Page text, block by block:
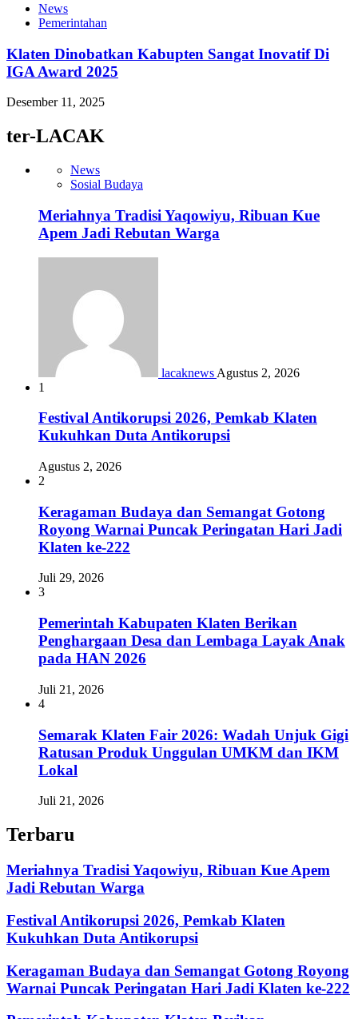
News
Pemerintahan
Klaten Dinobatkan Kabupten Sangat Inovatif Di
IGA Award 2025
Desember 11, 2025
ter-LACAK
News
Sosial Budaya
Meriahnya Tradisi Yaqowiyu, Ribuan Kue
Apem Jadi Rebutan Warga
lacaknews Agustus 2, 2026
1
Festival Antikorupsi 2026, Pemkab Klaten
Kukuhkan Duta Antikorupsi
Agustus 2, 2026
2
Keragaman Budaya dan Semangat Gotong
Royong Warnai Puncak Peringatan Hari Jadi
Klaten ke-222
Juli 29, 2026
3
Pemerintah Kabupaten Klaten Berikan
Penghargaan Desa dan Lembaga Layak Anak
pada HAN 2026
Juli 21, 2026
4
Semarak Klaten Fair 2026: Wadah Unjuk Gigi
Ratusan Produk Unggulan UMKM dan IKM
Lokal
Juli 21, 2026
Terbaru
Meriahnya Tradisi Yaqowiyu, Ribuan Kue Apem
Jadi Rebutan Warga
Festival Antikorupsi 2026, Pemkab Klaten
Kukuhkan Duta Antikorupsi
Keragaman Budaya dan Semangat Gotong Royong
Warnai Puncak Peringatan Hari Jadi Klaten ke-222